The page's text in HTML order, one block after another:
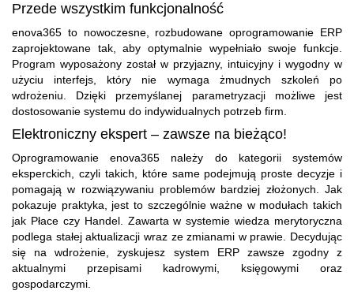
Przede wszystkim funkcjonalność
enova365 to nowoczesne, rozbudowane oprogramowanie ERP
zaprojektowane tak, aby optymalnie wypełniało swoje funkcje.
Program wyposażony został w przyjazny, intuicyjny i wygodny w
użyciu interfejs, który nie wymaga żmudnych szkoleń po
wdrożeniu. Dzięki przemyślanej parametryzacji możliwe jest
dostosowanie systemu do indywidualnych potrzeb firm.
Elektroniczny ekspert – zawsze na bieżąco!
Oprogramowanie enova365 należy do kategorii systemów
eksperckich, czyli takich, które same podejmują proste decyzje i
pomagają w rozwiązywaniu problemów bardziej złożonych. Jak
pokazuje praktyka, jest to szczególnie ważne w modułach takich
jak Płace czy Handel. Zawarta w systemie wiedza merytoryczna
podlega stałej aktualizacji wraz ze zmianami w prawie. Decydując
się na wdrożenie, zyskujesz system ERP zawsze zgodny z
aktualnymi przepisami kadrowymi, księgowymi oraz
gospodarczymi.